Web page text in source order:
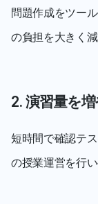
問題作成をツー
の負担を大きく
2. 演習量を
短時間で確認テ
の授業運営を行